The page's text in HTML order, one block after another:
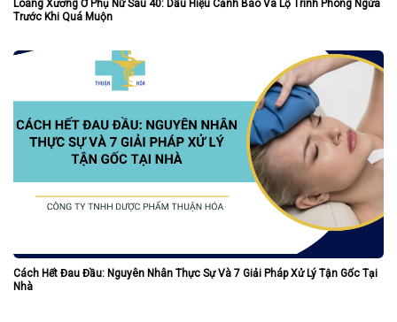
Loãng Xương Ở Phụ Nữ Sau 40: Dấu Hiệu Cảnh Báo Và Lộ Trình Phòng Ngừa
Trước Khi Quá Muộn
Cách Hết Đau Đầu: Nguyên Nhân Thực Sự Và 7 Giải Pháp Xử Lý Tận Gốc Tại
Nhà